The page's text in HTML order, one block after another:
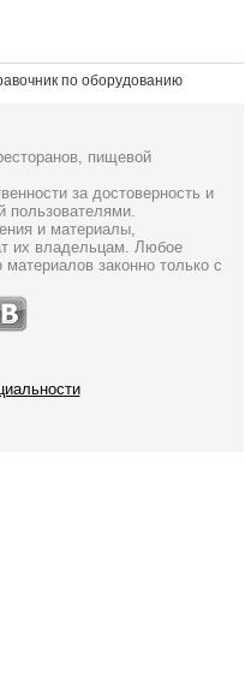
по оборудованию
пищевой
за достоверность и
пользователями.
и материалы,
их владельцам. Любое
законно только с